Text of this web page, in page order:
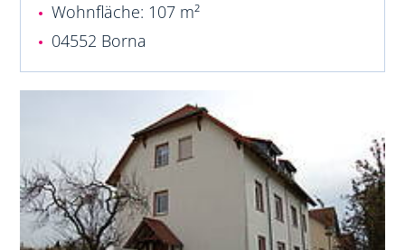
Wohnfläche: 107 m²
04552 Borna